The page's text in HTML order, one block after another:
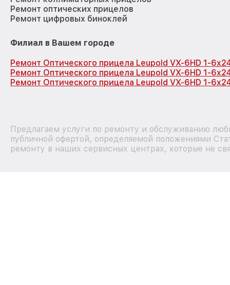
Ремонт оптических прицелов
Ремонт цифровых биноклей
Филиал в Вашем городе
Ремонт Оптического прицела Leupold VX-6HD 1-
Ремонт Оптического прицела Leupold VX-6HD 1-
Ремонт Оптического прицела Leupold VX-6HD 1-
Предлагаем услуги по ремонту и обслуживанию
публичной офертой, определяемой положениями
ремонту в наших сервисных центрах, которые не